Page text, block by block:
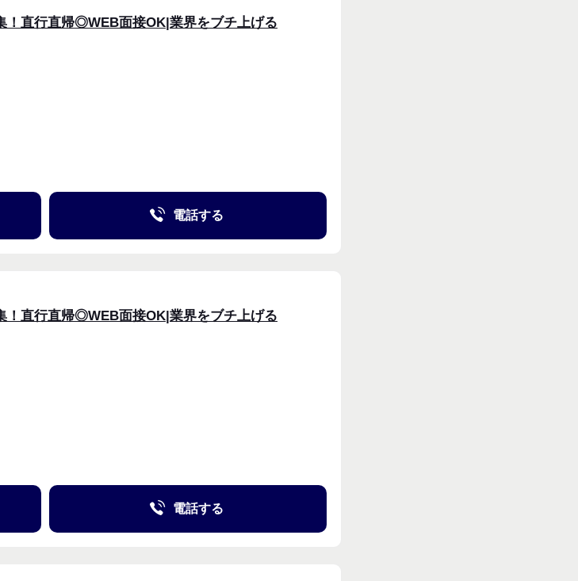
！直行直帰◎WEB面接OK|業界をブチ上げる
電話する
！直行直帰◎WEB面接OK|業界をブチ上げる
電話する